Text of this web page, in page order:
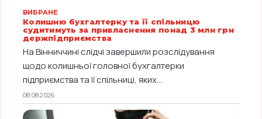
ВИБРАНЕ
Колишню бухгалтерку та її спільницю
судитимуть за привласнення понад 3 млн грн
держпідприємства
На Вінниччині слідчі завершили розслідування
щодо колишньої головної бухгалтерки
підприємства та її спільниці, яких...
08.08.2026